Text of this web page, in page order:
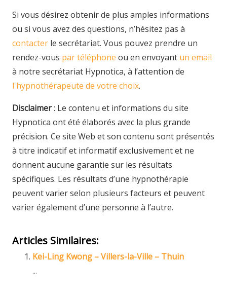
Si vous désirez obtenir de plus amples informations
ou si vous avez des questions, n’hésitez pas à
contacter le secrétariat. Vous pouvez prendre un
rendez-vous par téléphone ou en envoyant un email
à notre secrétariat Hypnotica, à l’attention de
l'hypnothérapeute de votre choix.
Disclaimer: Le contenu et informations du site
Hypnotica ont été élaborés avec la plus grande
précision. Ce site Web et son contenu sont présentés
à titre indicatif et informatif exclusivement et ne
donnent aucune garantie sur les résultats
spécifiques. Les résultats d’une hypnothérapie
peuvent varier selon plusieurs facteurs et peuvent
varier également d’une personne à l’autre.
Articles Similaires:
Kei-Ling Kwong – Villers-la-Ville – Thuin
...